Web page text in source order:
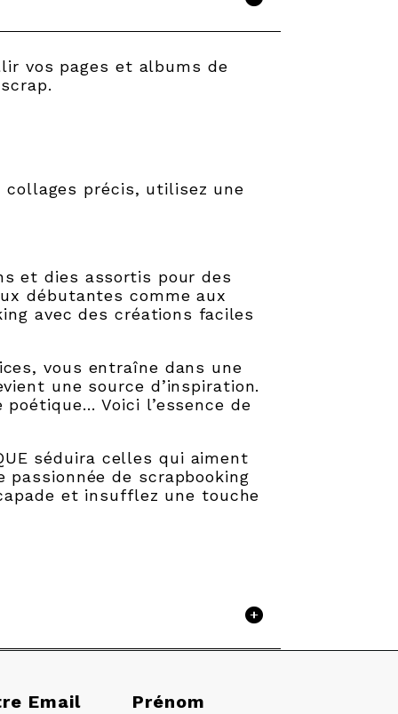
vos pages et albums de
précis, utilisez une
et dies assortis pour des
débutantes comme aux
avec des créations faciles
vous entraîne dans une
une source d’inspiration.
Voici l’essence de
séduira celles qui aiment
de scrapbooking
et insufflez une touche
Email Prénom